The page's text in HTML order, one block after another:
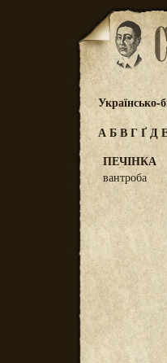
Українсько-
АБВГҐД
ПЕЧІНКА
вантроба